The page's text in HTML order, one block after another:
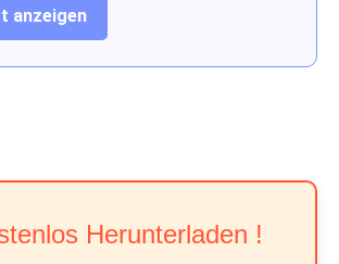
anzeigen
Herunterladen !